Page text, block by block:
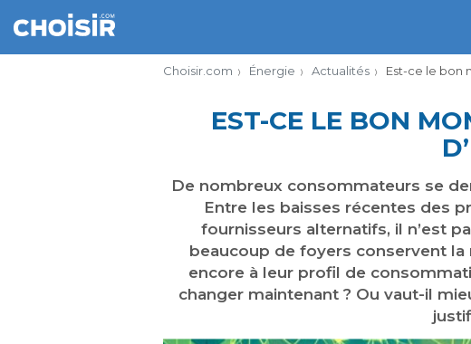
Choisir.com Énergie Actualités Est-ce le bon
EST-CE LE BON
De nombreux consommateurs se
Entre les baisses récentes des
fournisseurs alternatifs, il n’est
beaucoup de foyers conservent
encore à leur profil de
changer maintenant ? Ou vaut-il